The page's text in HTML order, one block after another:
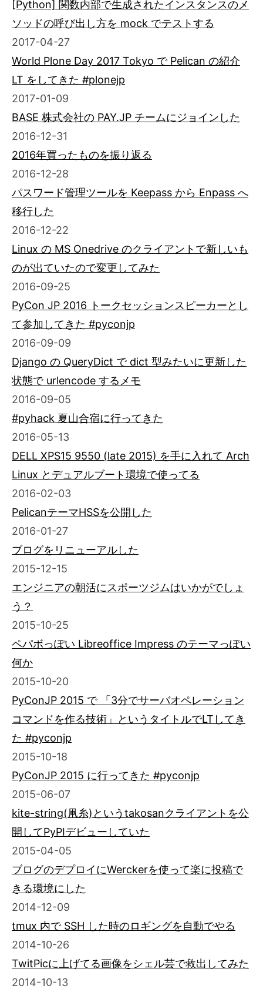
[Python] 関数内部で生成されたインスタンスのメ
ソッドの呼び出し方を mock でテストする
2017-04-27
World Plone Day 2017 Tokyo で Pelican の紹介
LT をしてきた #plonejp
2017-01-09
BASE 株式会社の PAY.JP チームにジョインした
2016-12-31
2016年買ったものを振り返る
2016-12-28
パスワード管理ツールを Keepass から Enpass へ
移行した
2016-12-22
Linux の MS Onedrive のクライアントで新しいも
のが出ていたので変更してみた
2016-09-25
PyCon JP 2016 トークセッションスピーカーとし
て参加してきた #pyconjp
2016-09-09
Django の QueryDict で dict 型みたいに更新した
状態で urlencode するメモ
2016-09-05
#pyhack 夏山合宿に行ってきた
2016-05-13
DELL XPS15 9550 (late 2015) を手に入れて Arch
Linux とデュアルブート環境で使ってる
2016-02-03
PelicanテーマHSSを公開した
2016-01-27
ブログをリニューアルした
2015-12-15
エンジニアの朝活にスポーツジムはいかがでしょ
う？
2015-10-25
ペパボっぽい Libreoffice Impress のテーマっぽい
何か
2015-10-20
PyConJP 2015 で 「3分でサーバオペレーション
コマンドを作る技術」というタイトルでLTしてき
た #pyconjp
2015-10-18
PyConJP 2015 に行ってきた #pyconjp
2015-06-07
kite-string(凧糸)というtakosanクライアントを公
開してPyPIデビューしていた
2015-04-05
ブログのデプロイにWerckerを使って楽に投稿で
きる環境にした
2014-12-09
tmux 内で SSH した時のロギングを自動でやる
2014-10-26
TwitPicに上げてる画像をシェル芸で救出してみた
2014-10-13